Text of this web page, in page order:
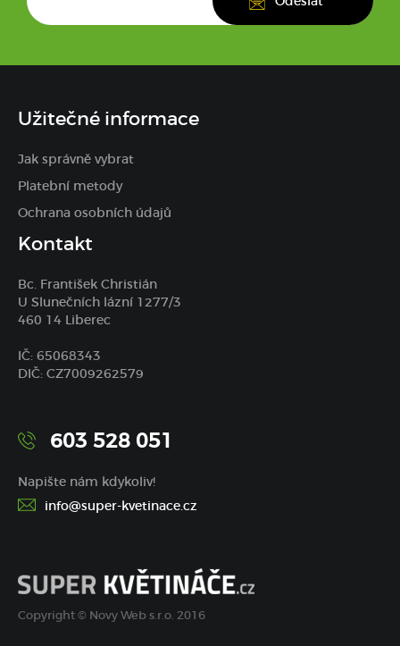
Užitečné informace
Jak správně vybrat
Platební metody
Ochrana osobních údajů
Kontakt
Bc. František Christián
U Slunečních lázní 1277/3
460 14 Liberec
IČ: 65068343
DIČ: CZ7009262579
603 528 051
Napište nám kdykoliv!
info@super-kvetinace.cz
Copyright © Novy Web s.r.o. 2016